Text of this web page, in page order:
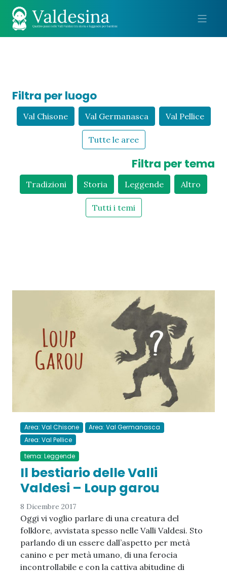
Filtra per luogo
Val Chisone Val Germanasca Val Pellice
Tutte le aree
Filtra per tema
Tradizioni Storia Leggende Altro
Tutti i temi
Area: Val Chisone
Area: Val Germanasca
Area: Val Pellice
tema: Leggende
Il bestiario delle Valli
Valdesi – Loup garou
8 Dicembre 2017
Oggi vi voglio parlare di una creatura del
folklore, avvistata spesso nelle Valli Valdesi. Sto
parlando di un essere dall’aspetto per metà
canino e per metà umano, di una ferocia
incontrollabile e con la cattiva abitudine di